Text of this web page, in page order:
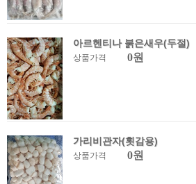
아르헨티나 붉은새우(두절)
상품가격 0원
가리비관자(횟감용)
상품가격 0원